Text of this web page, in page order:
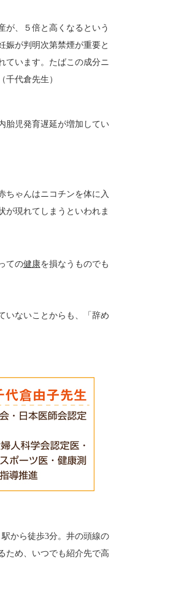
が、５倍と高くなるという
娠が判明次第禁煙が重要と
ています。たばこの成分ニ
代倉先生）
胎児発育遅延が増加してい
ゃんはニコチンを体に入
が現れてしまうといわれま
ての健康を損なうものでも
いないことからも、「辞め
から徒歩3分。井の頭線の
ため、いつでも紹介先で高